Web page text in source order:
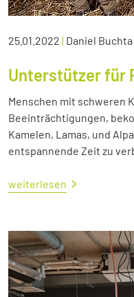
25.01.2022 | Daniel Buchta
Unterstützer für
Menschen mit schweren
Beeinträchtigungen,
Kamelen, Lamas, und
entspannende Zeit zu
weiterlesen